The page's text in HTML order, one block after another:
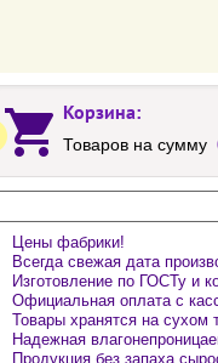
Корзина:
Товаров на сумму
Цены фабрики!
Всегда свежая дата
Изготовление по ГОСТу и
Официальная оплата с
Товары хранятся на сухом
Надежная
Продукция без запаха